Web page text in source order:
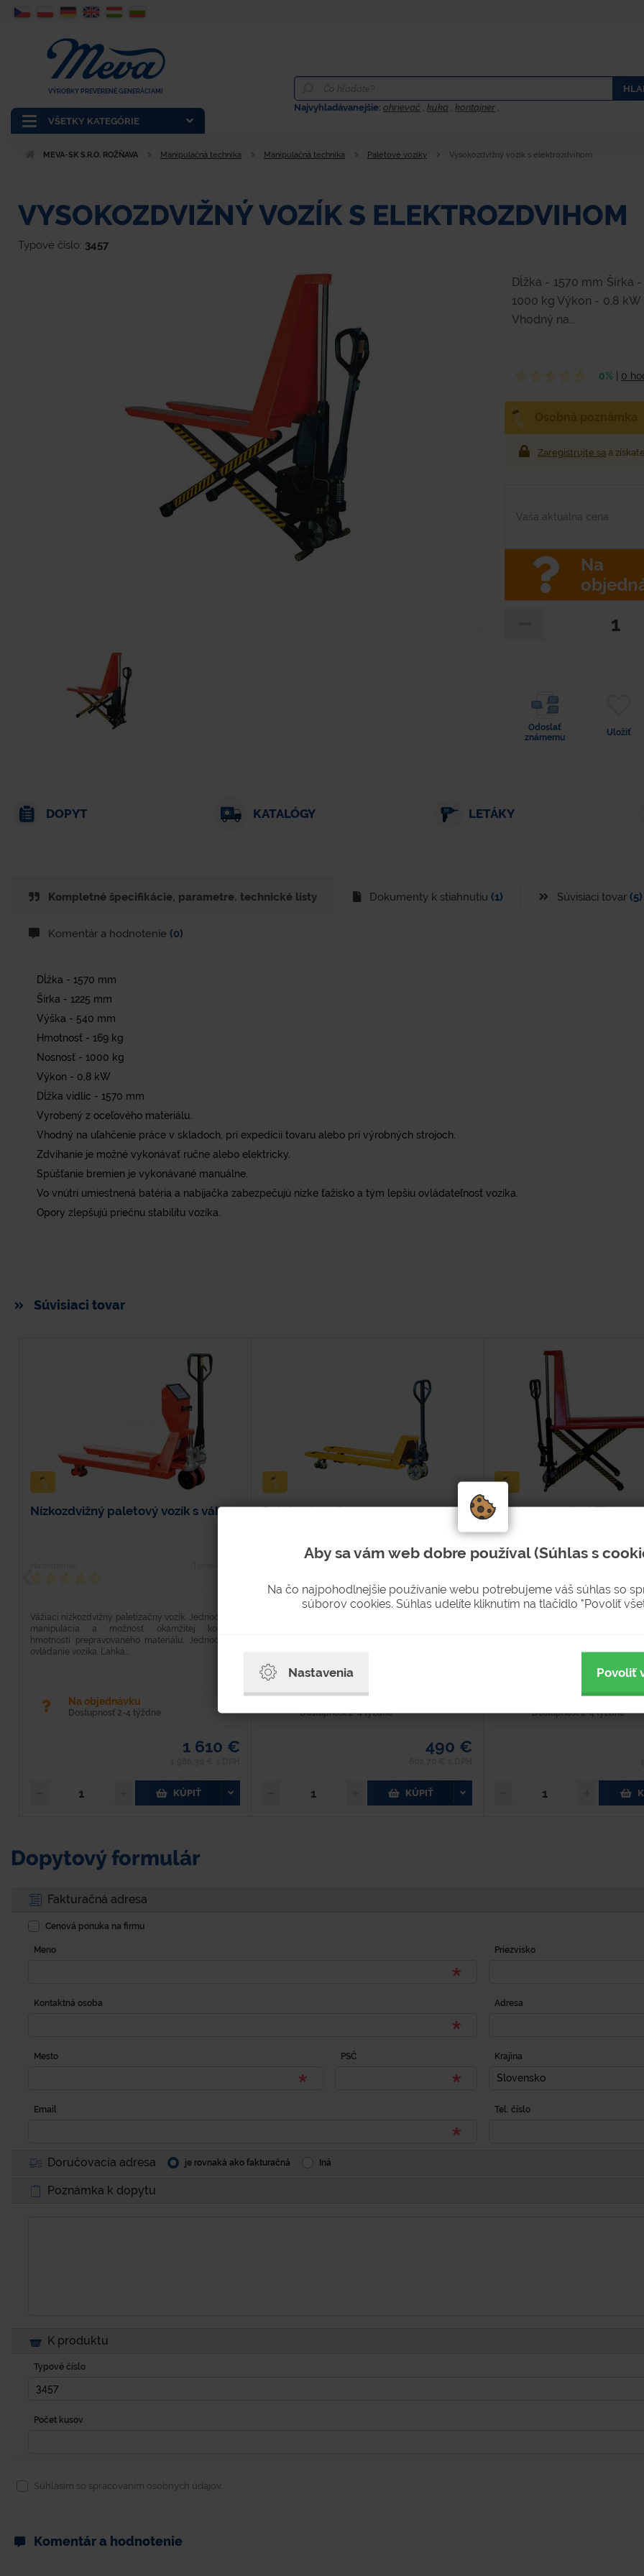
VŠETKY KATEGÓRIE
VÝROBKY PREVERENÉ GENERÁCIAMI
Najvyhladávanejšie:ohrievač ,kuka ,kontajner ,
MEVA-SK S.R.O. ROŽŇAVA Manipulačná technika Manipulačná technika Paletové vozíky Vysokozdvižný vozík s elektrozdvihom
VYSOKOZDVIŽNÝ VOZÍK S ELEKTROZDVIHOM
Typové číslo: 3457
Dĺžka - 1570 mm Šírka
1000 kg Výkon - 0,8
Vhodný na...
0% 0
Zaregistrujte sa a
Vaša aktuálna cena
Na
Odoslať
známemu
Uložiť
DOPYT KATALÓGY LETÁKY
Kompletné špecifikácie, parametre. technické listy Dokumenty k stiahnutiu (1) Súvisiaci tovar (5)
Komentár a hodnotenie (0)
Dĺžka - 1570 mm
Šírka - 1225 mm
Výška - 540 mm
Hmotnosť - 169 kg
Nosnosť - 1000 kg
Výkon - 0,8 kW
Dĺžka vidlíc - 1570 mm
Vyrobený z oceľového materiálu.
Vhodný na uľahčenie práce v skladoch, pri expedícii tovaru alebo pri výrobných strojoch.
Zdvíhanie je možné vykonávať ručne alebo elektricky.
Spúšťanie bremien je vykonávané manuálne.
Vo vnútri umiestnená batéria a nabíjačka zabezpečujú nízke ťažisko a tým lepšiu ovládateľnosť vozíka.
Opory zlepšujú priečnu stabilitu vozíka.
Súvisiaci tovar
Nízkozdvižný paletový vozík s váhou
Vážiaci nízkozdvižný paletizačný vozík. Jednoduchá
manipulácia a možnosť okamžitej kontroly
hmotnosti prepravovaného materiálu. Jednoduché
ovládanie vozíka. Ľahká...
Na objednávku
Dostupnosť 2-4 týždne
1 610 €
KÚPIŤ
Paletový vozík
Dostupnosť 2-4 týždne
490 €
KÚPIŤ
Vidlicový vozík - VZV
na uľahčenie práce v...
Dostupnosť 2-4 týždne
Dopytový formulár
Fakturačná adresa
Cenová ponuka na firmu
Meno Priezvisko
Kontaktná osoba Adresa
Mesto PSČ Krajina
Slovensko
Email Tel. číslo
Doručovacia adresa je rovnaká ako fakturačná Iná
Poznámka k dopytu
K produktu
Typové číslo
Počet kusov
Súhlasím so spracovaním osobných údajov.
Komentár a hodnotenie
Aby sa vám web dobre používal (Súhlas s
Na čo najpohodlnejšie používanie webu potrebujeme váš súhlas so
súborov cookies. Súhlas udelíte kliknutím na tlačidlo "Povoliť
Nastavenia Povoliť